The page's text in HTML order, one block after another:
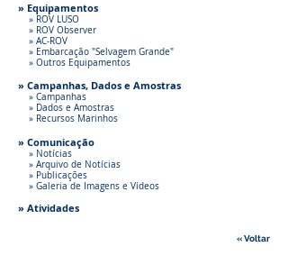
» Equipamentos
» ROV LUSO
» ROV Observer
» AC-ROV
» Embarcação "Selvagem Grande"
» Outros Equipamentos
» Campanhas, Dados e Amostras
» Campanhas
» Dados e Amostras
» Recursos Marinhos
» Comunicação
» Notícias
» Arquivo de Notícias
» Publicações
» Galeria de Imagens e Vídeos
» Atividades
« Voltar